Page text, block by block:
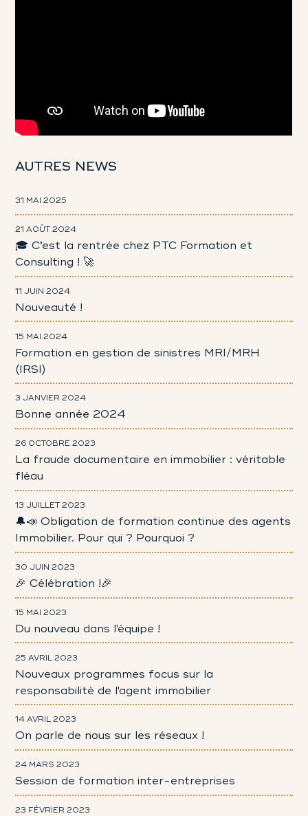
AUTRES NEWS
31 MAI 2025
21 AOÛT 2024
🎓 C’est la rentrée chez PTC Formation et
Consulting ! 🚀
11 JUIN 2024
Nouveauté !
15 MAI 2024
Formation en gestion de sinistres MRI/MRH
(IRSI)
3 JANVIER 2024
Bonne année 2024
26 OCTOBRE 2023
La fraude documentaire en immobilier : véritable
fléau
13 JUILLET 2023
🔔📣 Obligation de formation continue des agents
Immobilier. Pour qui ? Pourquoi ?
30 JUIN 2023
🎉 Célébration !🎉
15 MAI 2023
Du nouveau dans l'équipe !
25 AVRIL 2023
Nouveaux programmes focus sur la
responsabilité de l'agent immobilier
14 AVRIL 2023
On parle de nous sur les réseaux !
24 MARS 2023
Session de formation inter-entreprises
23 FÉVRIER 2023